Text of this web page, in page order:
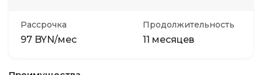
Рассрочка
97 BYN/мес
Продолжительность
11 месяцев